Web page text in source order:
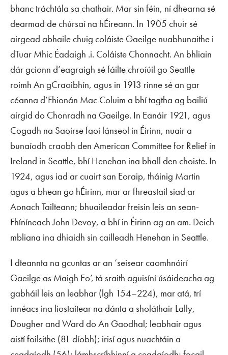
bhanc tráchtála sa chathair. Mar sin féin, ní dhearna sé
dearmad de chúrsaí na hÉireann. In 1905 chuir sé
airgead abhaile chuig coláiste Gaeilge nuabhunaithe i
dTuar Mhic Éadaigh .i. Coláiste Chonnacht. An bhliain
dár gcionn d’eagraigh sé fáilte chroíúil go Seattle
roimh An gCraoibhín, agus in 1913 rinne sé an gar
céanna d’Fhionán Mac Coluim a bhí tagtha ag bailiú
airgid do Chonradh na Gaeilge. In Eanáir 1921, agus
Cogadh na Saoirse faoi lánseol in Éirinn, nuair a
bunaíodh craobh den American Committee for Relief in
Ireland in Seattle, bhí Henehan ina bhall den choiste. In
1924, agus iad ar cuairt san Eoraip, tháinig Martin
agus a bhean go hÉirinn, mar ar fhreastail siad ar
Aonach Tailteann; bhuaileadar freisin leis an sean-
Fhíníneach John Devoy, a bhí in Éirinn ag an am. Deich
mbliana ina dhiaidh sin cailleadh Henehan in Seattle.
I dteannta na gcuntas ar an ‘seisear caomhnóirí
Gaeilge as Maigh Eo’, tá sraith aguisíní úsáideacha ag
gabháil leis an leabhar (lgh 154–224), mar atá, trí
innéacs ina liostaítear na dánta a sholáthair Lally,
Dougher and Ward doAn Gaodhal; leabhair agus
aistí foilsithe (81 díobh); irisí agus nuachtáin a